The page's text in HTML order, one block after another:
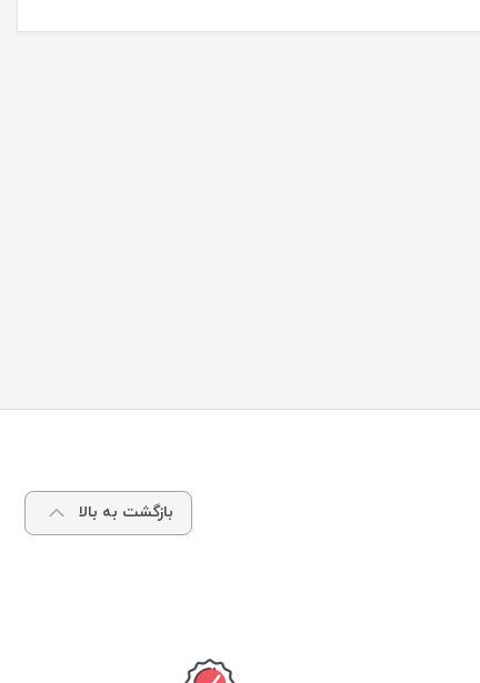
بازگشت به بالا